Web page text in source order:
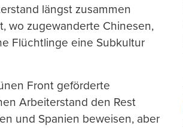
längst zusammen
wo zugewanderte Chinesen,
Flüchtlinge eine Subkultur
Front geförderte
Arbeiterstand den Rest
und Spanien beweisen, aber